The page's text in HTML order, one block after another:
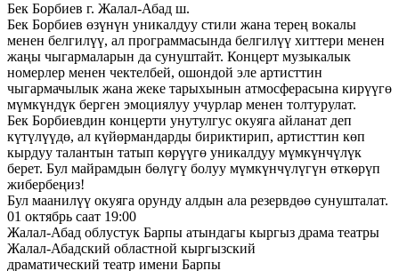
Бек Борбиев г. Жалал-Абад ш.
Бек Борбиев өзүнүн уникалдуу стили жана терең вокалы
менен белгилүү, ал программасында белгилүү хиттери менен
жаңы чыгармаларын да сунуштайт. Концерт музыкалык
номерлер менен чектелбей, ошондой эле артисттин
чыгармачылык жана жеке тарыхынын атмосферасына кирүүгө
мүмкүндүк берген эмоциялуу учурлар менен толтурулат.
Бек Борбиевдин концерти унутулгус окуяга айланат деп
күтүлүүдө, ал күйөрмандарды бириктирип, артисттин көп
кырдуу талантын татып көрүүгө уникалдуу мүмкүнчүлүк
берет. Бул майрамдын бөлүгү болуу мүмкүнчүлүгүн өткөрүп
жибербеңиз!
Бул маанилүү окуяга орунду алдын ала резервдөө сунушталат.
01 октябрь саат 19:00
Жалал-Абад облустук Барпы атындагы кыргыз драма театры
Жалал-Абадский областной кыргызский
драматический театр имени Барпы